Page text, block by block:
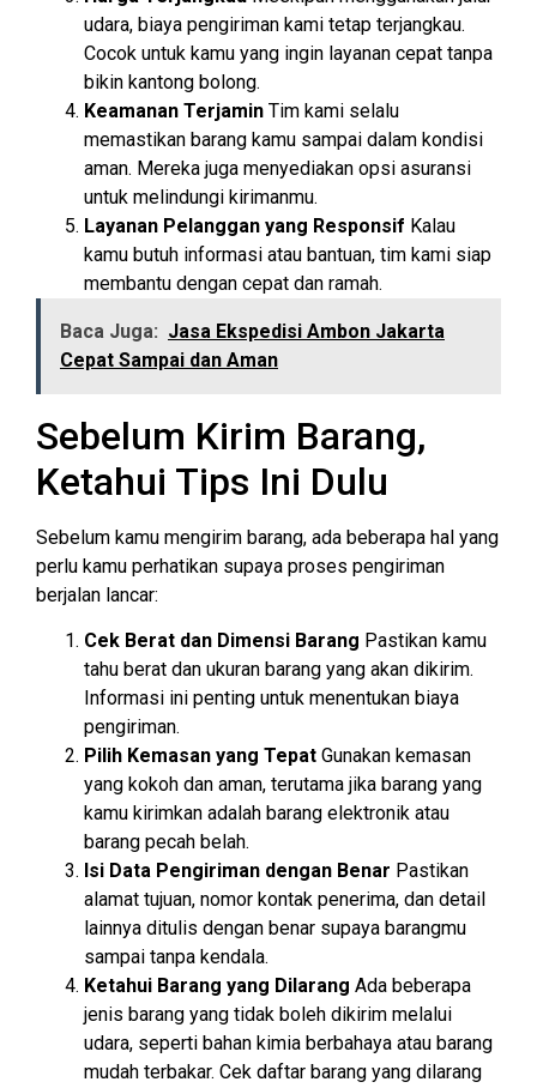
udara, biaya pengiriman kami tetap terjangkau.
Cocok untuk kamu yang ingin layanan cepat tanpa
bikin kantong bolong.
Keamanan Terjamin Tim kami selalu
memastikan barang kamu sampai dalam kondisi
aman. Mereka juga menyediakan opsi asuransi
untuk melindungi kirimanmu.
Layanan Pelanggan yang Responsif Kalau
kamu butuh informasi atau bantuan, tim kami siap
membantu dengan cepat dan ramah.
Baca Juga: Jasa Ekspedisi Ambon Jakarta
Cepat Sampai dan Aman
Sebelum Kirim Barang,
Ketahui Tips Ini Dulu
Sebelum kamu mengirim barang, ada beberapa hal yang
perlu kamu perhatikan supaya proses pengiriman
berjalan lancar:
Cek Berat dan Dimensi Barang Pastikan kamu
tahu berat dan ukuran barang yang akan dikirim.
Informasi ini penting untuk menentukan biaya
pengiriman.
Pilih Kemasan yang Tepat Gunakan kemasan
yang kokoh dan aman, terutama jika barang yang
kamu kirimkan adalah barang elektronik atau
barang pecah belah.
Isi Data Pengiriman dengan Benar Pastikan
alamat tujuan, nomor kontak penerima, dan detail
lainnya ditulis dengan benar supaya barangmu
sampai tanpa kendala.
Ketahui Barang yang Dilarang Ada beberapa
jenis barang yang tidak boleh dikirim melalui
udara, seperti bahan kimia berbahaya atau barang
mudah terbakar. Cek daftar barang yang dilarang